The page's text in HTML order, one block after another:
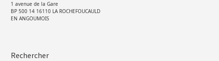
1 avenue de la Gare
BP 500 14 16110 LA ROCHEFOUCAULD
EN ANGOUMOIS
Rechercher